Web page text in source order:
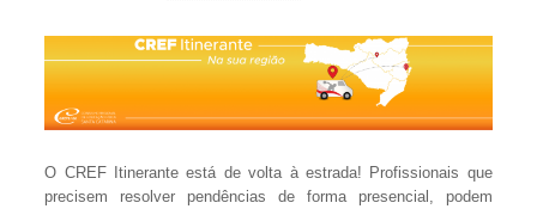
O CREF Itinerante está de volta à estrada! Profissionais que
precisem resolver pendências de forma presencial, podem